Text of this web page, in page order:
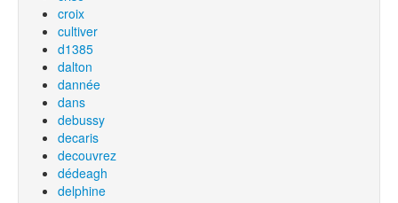
croix
cultiver
d1385
dalton
dannée
dans
debussy
decaris
decouvrez
dédeagh
delphine